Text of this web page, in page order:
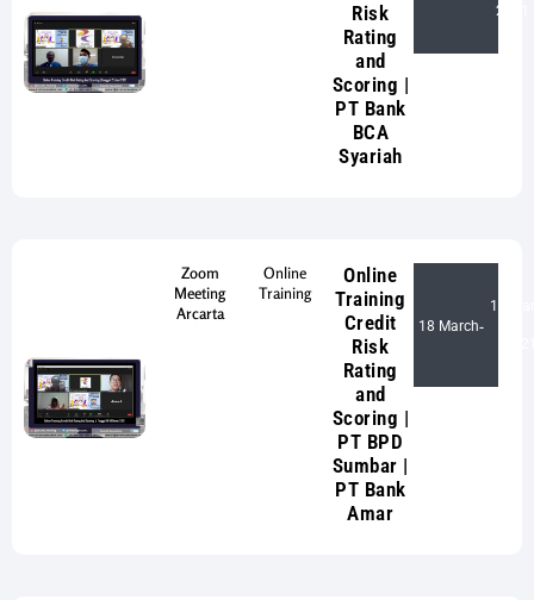
Risk
Rating
and
Scoring |
PT Bank
BCA
Syariah
2021
Zoom
Meeting
Arcarta
Online
Training
Online
Training
Credit
Risk
Rating
and
Scoring |
PT BPD
Sumbar |
PT Bank
Amar
18 March-
19